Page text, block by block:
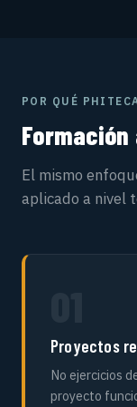
POR QUÉ
El mismo
aplicado a nivel
Proyectos
No ejercicios
proyecto